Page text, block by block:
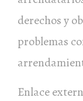
derechos y
problemas
Enlace